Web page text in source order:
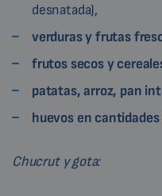
desnatada),
verduras y frutas
frutos secos y
patatas, arroz, pan
huevos en
Chucrut y gota: